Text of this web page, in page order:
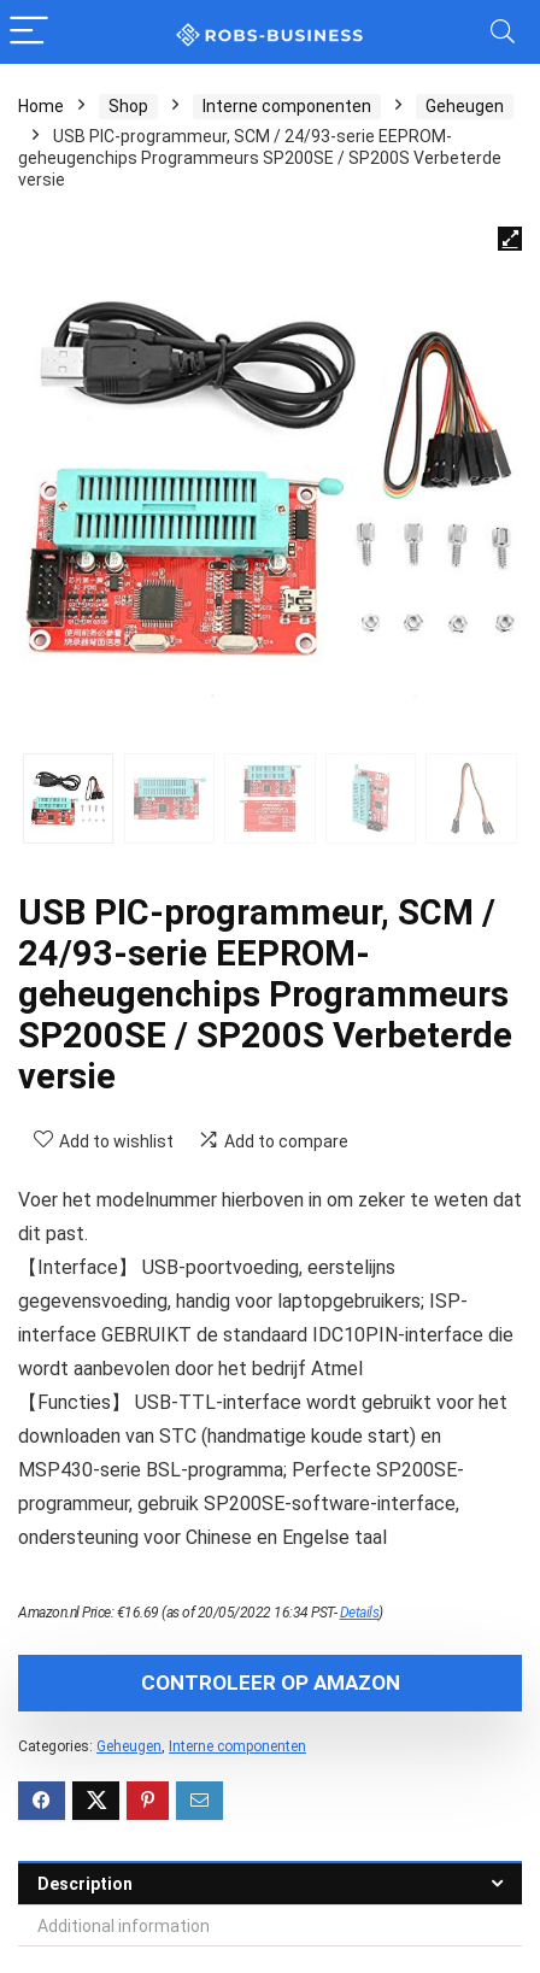
Home Shop Interne componenten
Geheugen
USB PIC-programmeur, SCM / 24/93-serie EEPROM-
geheugenchips Programmeurs SP200SE / SP200S Verbeterde
versie
USB PIC-programmeur, SCM /
24/93-serie EEPROM-
geheugenchips Programmeurs
SP200SE / SP200S Verbeterde
versie
Add to wishlist Add to compare
Voer het modelnummer hierboven in om zeker te weten dat
dit past.
【Interface】 USB-poortvoeding, eerstelijns
gegevensvoeding, handig voor laptopgebruikers; ISP-
interface GEBRUIKT de standaard IDC10PIN-interface die
wordt aanbevolen door het bedrijf Atmel
【Functies】 USB-TTL-interface wordt gebruikt voor het
downloaden van STC (handmatige koude start) en
MSP430-serie BSL-programma; Perfecte SP200SE-
programmeur, gebruik SP200SE-software-interface,
ondersteuning voor Chinese en Engelse taal
Amazon.nl Price:€16.69 (as of 20/05/2022 16:34 PST-Details)
CONTROLEER OP AMAZON
Categories: Geheugen Interne componenten
Description
Additional information